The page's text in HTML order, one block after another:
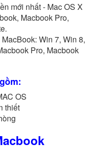
mới nhất - Mac OS X
Macbook Pro,
Win 7, Win 8,
Pro, Macbook
OS
thiết